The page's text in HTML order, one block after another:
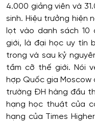
4.000 giảng viên và
sinh. Hiệu trưởng hiện
lọt vào danh sách
giới, là đại học uy tín
trong và sau kỷ
tầm cỡ thế giới. Nói
hợp Quốc gia Moscow
trường ĐH hàng đầu
hạng học thuật của
hạng của Times